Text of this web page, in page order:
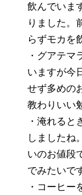
飲んでいま
りました。
らずモカを
・グアテマ
いますが今
せず多めの
教わりいい
・淹れると
しましたね
いのお値段
でみたいで
・コーヒー